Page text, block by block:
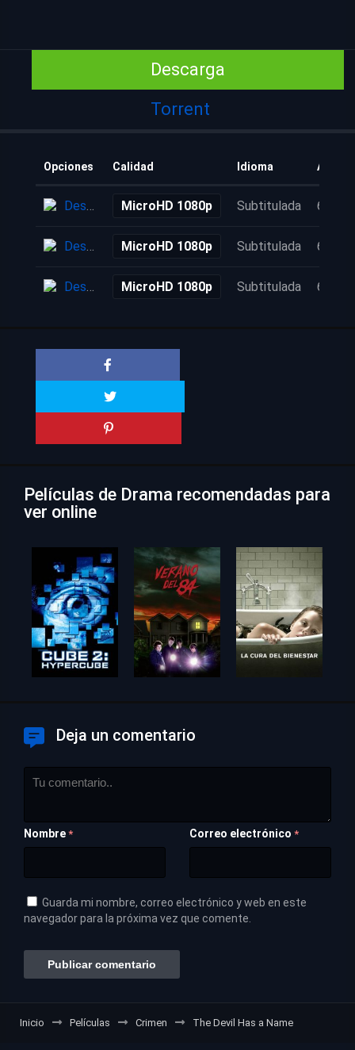
Descarga
Torrent
Opciones Calidad Idioma
Descarga MicroHD 1080p Subtitulada 6 años
Descarga MicroHD 1080p Subtitulada 6 años
Descarga MicroHD 1080p Subtitulada 6 años
Películas de Drama recomendadas para
ver online
Deja un comentario
Nombre * Correo electrónico *
Guarda mi nombre, correo electrónico y web en este
navegador para la próxima vez que comente.
Inicio Películas Crimen The Devil Has a Name